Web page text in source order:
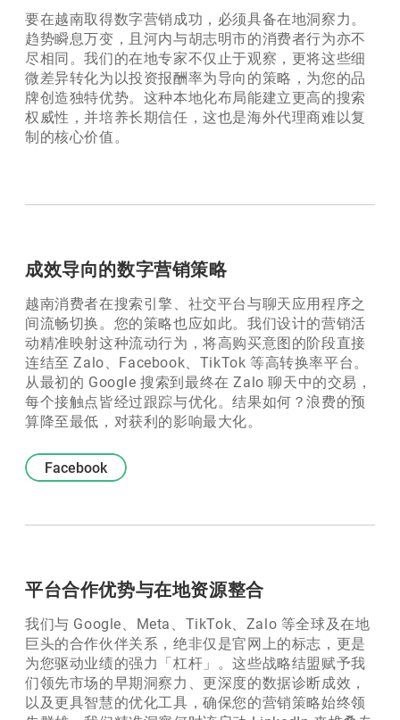
要在越南取得数字营销成功，必须具备在地洞察力。
趋势瞬息万变，且河内与胡志明市的消费者行为亦不
尽相同。我们的在地专家不仅止于观察，更将这些细
微差异转化为以投资报酬率为导向的策略，为您的品
牌创造独特优势。这种本地化布局能建立更高的搜索
权威性，并培养长期信任，这也是海外代理商难以复
制的核心价值。
成效导向的数字营销策略
越南消费者在搜索引擎、社交平台与聊天应用程序之
间流畅切换。您的策略也应如此。我们设计的营销活
动精准映射这种流动行为，将高购买意图的阶段直接
连结至 Zalo、Facebook、TikTok 等高转换率平台。
从最初的 Google 搜索到最终在 Zalo 聊天中的交易，
每个接触点皆经过跟踪与优化。结果如何？浪费的预
算降至最低，对获利的影响最大化。
Facebook
平台合作优势与在地资源整合
我们与 Google、Meta、TikTok、Zalo 等全球及在地
巨头的合作伙伴关系，绝非仅是官网上的标志，更是
为您驱动业绩的强力「杠杆」。这些战略结盟赋予我
们领先市场的早期洞察力、更深度的数据诊断成效，
以及更具智慧的优化工具，确保您的营销策略始终领